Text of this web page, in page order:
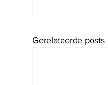
Gerelateerde posts